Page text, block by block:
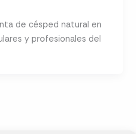
de césped natural en
y profesionales del